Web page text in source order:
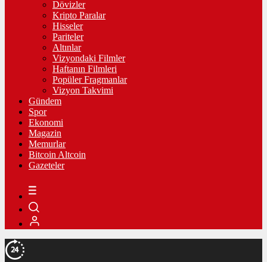
Dövizler
Kripto Paralar
Hisseler
Pariteler
Altınlar
Vizyondaki Filmler
Haftanın Filmleri
Popüler Fragmanlar
Vizyon Takvimi
Gündem
Spor
Ekonomi
Magazin
Memurlar
Bitcoin Altcoin
Gazeteler